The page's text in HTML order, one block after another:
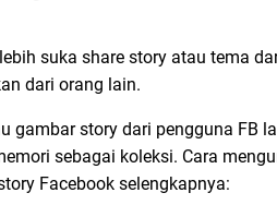
suka share story atau tema
dari orang lain.
gambar story dari pengguna FB
sebagai koleksi. Cara
Facebook selengkapnya: